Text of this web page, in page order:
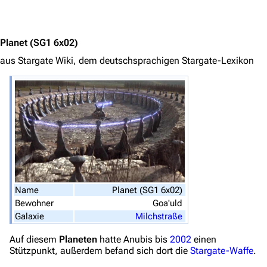
Von A bis Z
Zufälliger Artikel
Spezialseiten
Datei hochladen
Filme und Serien
Überblick
Stargate SG-1
Stargate Universe
Stargate Origins
Planet (SG1 6x02)
aus Stargate Wiki, dem deutschsprachigen Stargate-Lexikon
Name
Planet (SG1 6x02)
Bewohner
Goa'uld
Galaxie
Milchstraße
Auf diesem Planeten hatte Anubis bis 2002 einen
Stützpunkt, außerdem befand sich dort die Stargate-Waffe.